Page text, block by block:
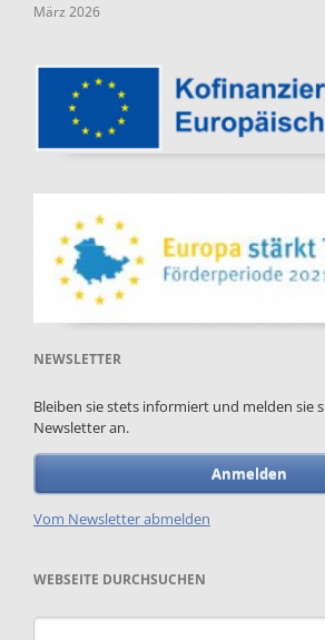
März 2026
NEWSLETTER
Bleiben sie stets informiert und melden sie
Newsletter an.
Anmelden
Vom Newsletter abmelden
WEBSEITE DURCHSUCHEN
Suchbegriffe